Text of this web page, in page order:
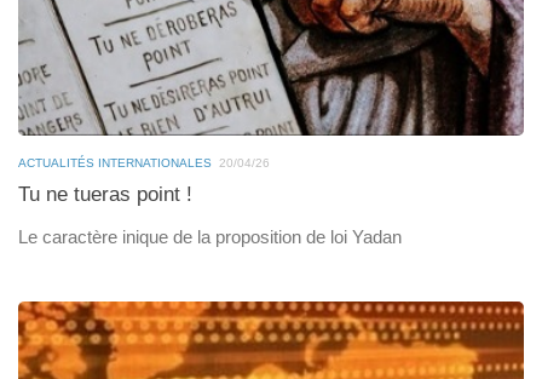
ACTUALITÉS INTERNATIONALES 20/04/26
Tu ne tueras point !
Le caractère inique de la proposition de loi Yadan